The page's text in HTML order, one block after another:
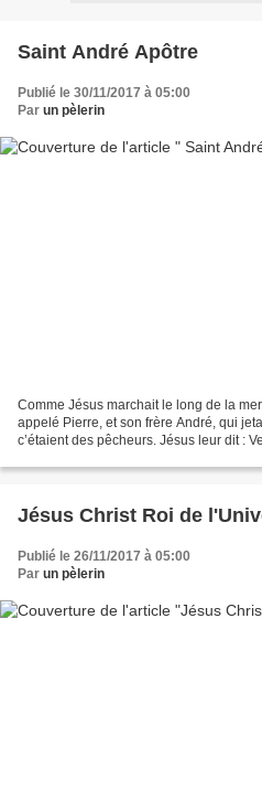
Saint André Apôtre
Publié le 30/11/2017 à 05:00
Par un pèlerin
Comme Jésus marchait le long de la
appelé Pierre, et son frère André, qui
c’étaient des pêcheurs. Jésus leur dit :
Jésus Christ Roi de
Publié le 26/11/2017 à 05:00
Par un pèlerin